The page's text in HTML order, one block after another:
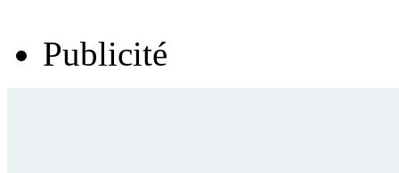
Publicité